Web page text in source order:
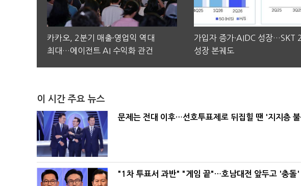
카카오, 2분기 매출·영업익 역대
최대…에이전트 AI 수익화 관건
가입자 증가·AIDC 성장…SKT
성장 본궤도
이 시간 주요 뉴스
문제는 전대 이후…선호투표제로 뒤집힐 땐 '지지층
"1차 투표서 과반" "게임 끝"…호남대전 앞두고 '충돌'